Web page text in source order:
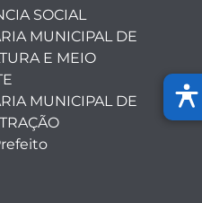
SOCIAL
MUNICIPAL DE
E MEIO
MUNICIPAL DE